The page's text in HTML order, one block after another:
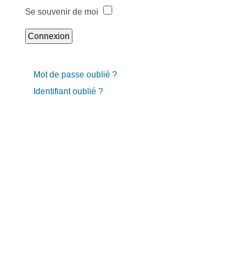
Se souvenir de moi
Mot de passe oublié ?
Identifiant oublié ?